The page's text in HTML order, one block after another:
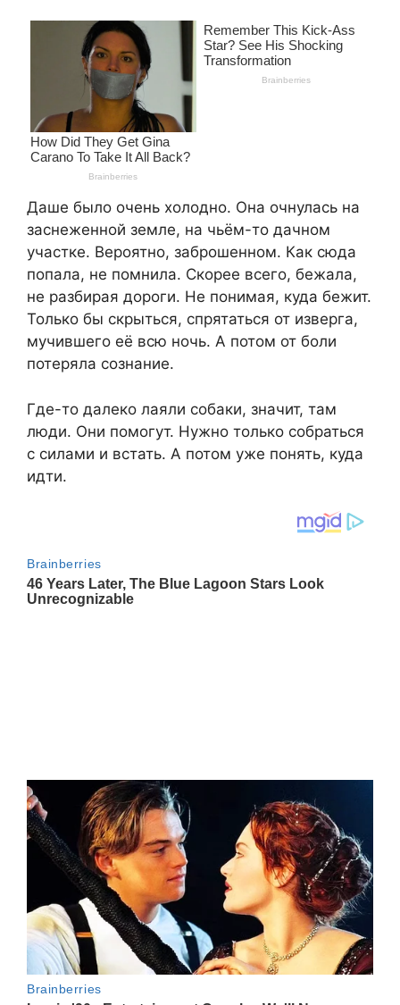
Даше было очень холодно. Она очнулась на
заснеженной земле, на чьём-то дачном
участке. Вероятно, заброшенном. Как сюда
попала, не помнила. Скорее всего, бежала,
не разбирая дороги. Не понимая, куда бежит.
Только бы скрыться, спрятаться от изверга,
мучившего её всю ночь. А потом от боли
потеряла сознание.
Где-то далеко лаяли собаки, значит, там
люди. Они помогут. Нужно только собраться
с силами и встать. А потом уже понять, куда
идти.